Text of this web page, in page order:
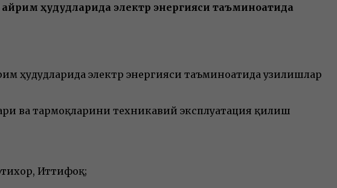
ҳудудларида электр энергияси таъминоатида
ҳудудларида электр энергияси таъминоатида узилишлар
ва тармоқларини техникавий эксплуатация қилиш
Иттифоқ;